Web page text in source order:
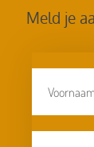
Meld je